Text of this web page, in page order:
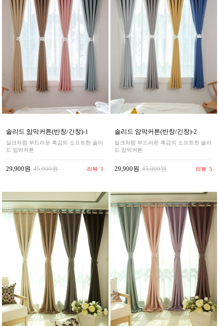
솔리드 암막커튼(반창/긴창)-1
실크처럼 부드러운 촉감의 소프트한 솔리
드 암막커튼
29,900원 45,000원 리뷰 1
솔리드 암막커튼(반창/긴창)-2
실크처럼 부드러운 촉감의 소프트한 솔리
드 암막커튼
29,900원 45,000원 리뷰 5